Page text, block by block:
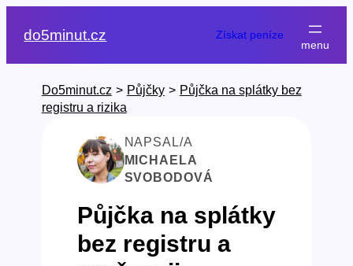
do5minut.cz Získat peníze
Do5minut.cz > Půjčky > Půjčka na splátky bez
registru a rizika
NAPSAL/A
MICHAELA
SVOBODOVÁ
Půjčka na splátky
bez registru a